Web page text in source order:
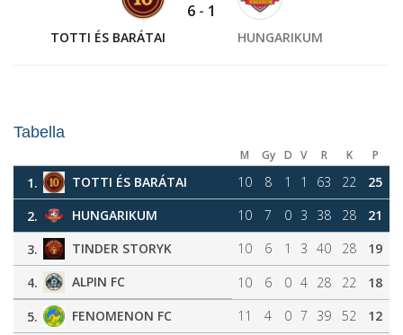
TOTTI ÉS BARÁTAI
6 - 1
HUNGARIKUM
Tabella
M Gy D V R K P
1. TOTTI ÉS BARÁTAI 10 8 1 1 63 22
25
2.
HUNGARIKUM 10 7 0 3 38 28
21
3.
TINDER STORYK 10 6 1 3 40 28
19
4.
ALPIN FC 10 6 0 4 28 22
18
5.
FENOMENON FC 11 4 0 7 39 52
12